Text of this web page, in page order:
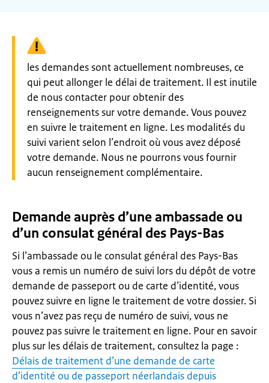
Waarschuwing:
les demandes sont actuellement nombreuses, ce
qui peut allonger le délai de traitement. Il est inutile
de nous contacter pour obtenir des
renseignements sur votre demande. Vous pouvez
en suivre le traitement en ligne. Les modalités du
suivi varient selon l’endroit où vous avez déposé
votre demande. Nous ne pourrons vous fournir
aucun renseignement complémentaire.
Demande auprès d’une ambassade ou
d’un consulat général des Pays-Bas
Si l’ambassade ou le consulat général des Pays-Bas
vous a remis un numéro de suivi lors du dépôt de votre
demande de passeport ou de carte d’identité, vous
pouvez suivre en ligne le traitement de votre dossier. Si
vous n’avez pas reçu de numéro de suivi, vous ne
pouvez pas suivre le traitement en ligne. Pour en savoir
plus sur les délais de traitement, consultez la page :
Délais de traitement d’une demande de carte
d’identité ou de passeport néerlandais depuis